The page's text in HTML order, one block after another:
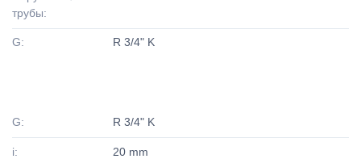
трубы:
G: R 3/4" K
G: R 3/4" K
i: 20 mm